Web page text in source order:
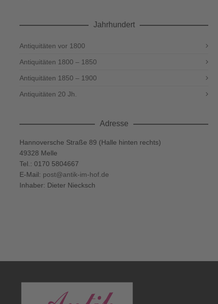
Jahrhundert
Antiquitäten vor 1800
Antiquitäten 1800 – 1850
Antiquitäten 1850 – 1900
Antiquitäten 20 Jh.
Adresse
Hannoversche Straße 89 (Halle hinten rechts)
49328 Melle
Tel.: 0170 5804667
E-Mail: post@antik-im-hof.de
Inhaber: Dieter Niecksch